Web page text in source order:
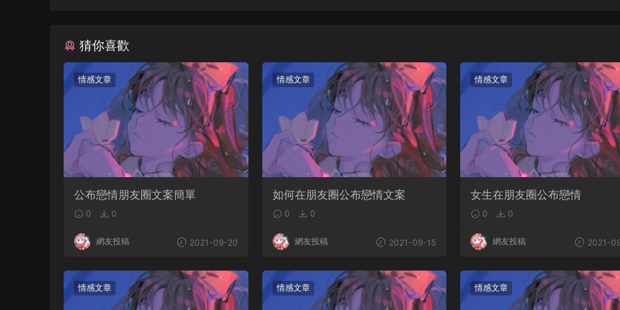
猜你喜歡
情感文章
公布戀情朋友圈文案簡單
0 0
網友投稿 2021-09-20
情感文章
如何在朋友圈公布戀情文案
0 0
網友投稿 2021-09-15
情感文章
女生在朋友圈公布戀情
0 0
網友投稿 2021-
情感文章 情感文章 情感文章